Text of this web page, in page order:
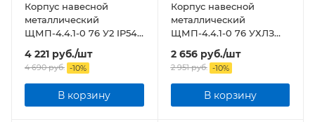
Корпус навесной
металлический
ЩМП-4.4.1-0 76 У2 IP54
NO-114-04 ЭРА
4 221 руб./шт
4 690руб. -10%
В корзину
Корпус навесной
металлический
ЩМП-4.4.1-0 76 УХЛЗ
IP31 NO-110-00 ЭРА
2 656руб./шт
2 951руб. -10%
В корзину